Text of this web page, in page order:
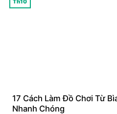
17 Cách Làm Đồ Chơi Từ
Nhanh Chóng
Th10